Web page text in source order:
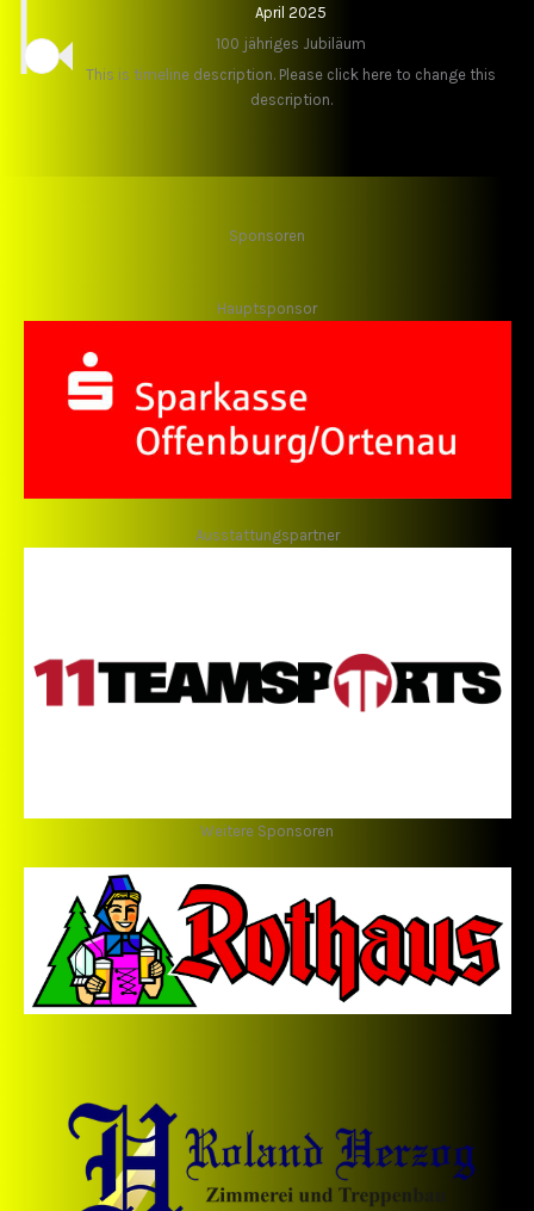
April 2025
100 jähriges Jubiläum
This is timeline description. Please click here to change this
description.
Sponsoren
Hauptsponsor
Ausstattungspartner
Weitere Sponsoren